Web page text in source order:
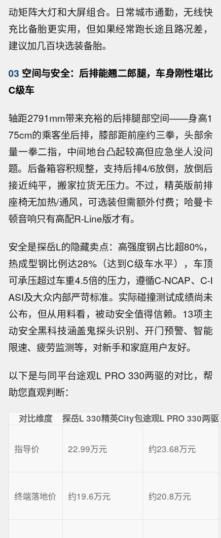
动矩阵大灯和大屏组合。日常城市通勤，无线快
充比备胎更实用，但如果经常跑长途且路况差，
建议加几百块选装备胎。
03 空间与安全：后排能翘二郎腿，车身刚性堪比
C级车
轴距2791mm带来充裕的后排腿部空间——身高1
75cm的乘客坐后排，膝部距前座约三拳，头部余
量一拳二指，中间地台凸起较高但应急坐人没问
题。后备箱容积规整，支持后排4/6放倒，放倒后
接近纯平，搬家拉货无压力。不过，精英版前排
座椅无加热/通风，可选装但需额外付费；哈曼卡
顿音响只有高配R-Line版才有。
安全是探岳L的隐藏卖点：高强度钢占比超80%，
热成型钢比例达28%（达到C级车水平），车顶
可承压超过车重4.5倍的压力，遵循C-NCAP、C-I
ASI及大众内部严苛标准。实际碰撞测试成绩尚未
公布，但从用料看，被动安全值得信赖。13项主
动安全黑科技涵盖鬼探头识别、开门预警、智能
限速、疲劳监测等，对新手和家庭用户友好。
以下是与同平台途观L PRO 330两驱的对比，帮
助您直观判断：
对比维度 探岳L 330精英City包途观L PRO 330两驱
指导价 22.99万元 约23.68万元
终端落地价 约19.6万元 约20.8万元